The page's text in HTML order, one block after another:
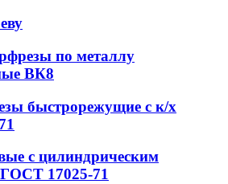
по металлу
ВК8
быстрорежущие с к/х
с цилиндрическим
17025-71